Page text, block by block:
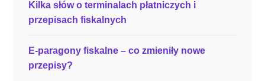
a
m
r
k
Kilka słów o terminalach płatniczych i
przepisach fiskalnych
E-paragony fiskalne – co zmieniły nowe
przepisy?